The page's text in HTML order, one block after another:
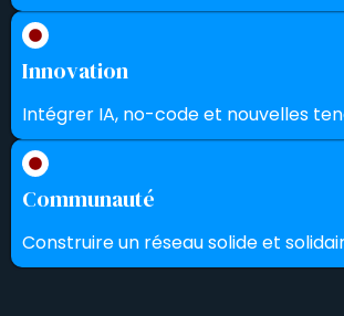
Innovation
Intégrer IA, no-code et nouvelles
Communauté
Construire un réseau solide et